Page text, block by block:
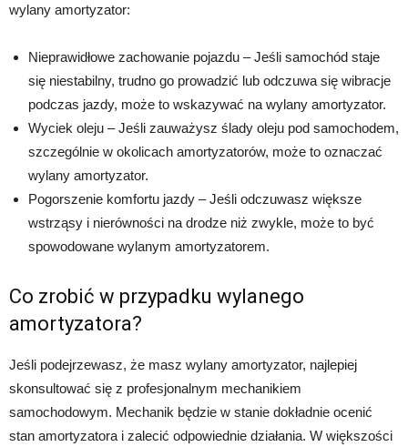
wylany amortyzator:
Nieprawidłowe zachowanie pojazdu – Jeśli samochód staje
się niestabilny, trudno go prowadzić lub odczuwa się wibracje
podczas jazdy, może to wskazywać na wylany amortyzator.
Wyciek oleju – Jeśli zauważysz ślady oleju pod samochodem,
szczególnie w okolicach amortyzatorów, może to oznaczać
wylany amortyzator.
Pogorszenie komfortu jazdy – Jeśli odczuwasz większe
wstrząsy i nierówności na drodze niż zwykle, może to być
spowodowane wylanym amortyzatorem.
Co zrobić w przypadku wylanego
amortyzatora?
Jeśli podejrzewasz, że masz wylany amortyzator, najlepiej
skonsultować się z profesjonalnym mechanikiem
samochodowym. Mechanik będzie w stanie dokładnie ocenić
stan amortyzatora i zalecić odpowiednie działania. W większości